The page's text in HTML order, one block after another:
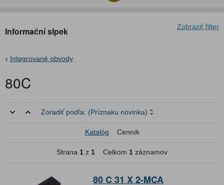
Zobraziť filter
Informační slpek
Integrované obvody
80C
Zoradiť podľa: (Príznaku novinka)
Katalóg Cenník
Strana 1 z 1 Celkom 1 záznamov
80 C 31 X 2-MCA